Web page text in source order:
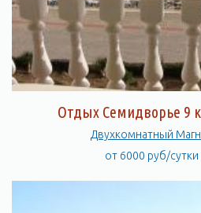
Отдых Семидворье 9
Двухкомнатный
от 6000 руб/